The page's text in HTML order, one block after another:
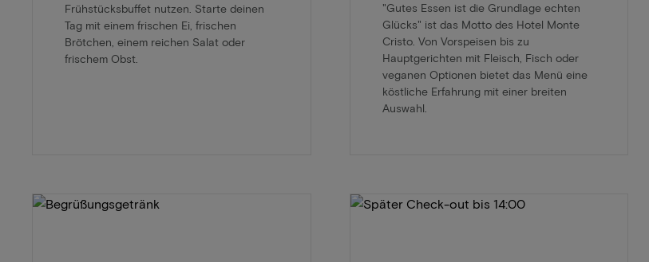
Frühstücksbuffet nutzen. Starte deinen
Tag mit einem frischen Ei, frischen
Brötchen, einem reichen Salat oder
frischem Obst.
"Gutes Essen ist die Grundlage echten
Glücks" ist das Motto des Hotel Monte
Cristo. Von Vorspeisen bis zu
Hauptgerichten mit Fleisch, Fisch oder
veganen Optionen bietet das Menü eine
köstliche Erfahrung mit einer breiten
Auswahl.